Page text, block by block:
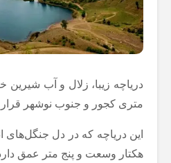
دریاچه زیبا، زلال و آب شیرین
متری کجور و جنوب نوشهر قرار
این دریاچه که در دل جنگل‌های
هکتار وسعت و پنج متر عمق